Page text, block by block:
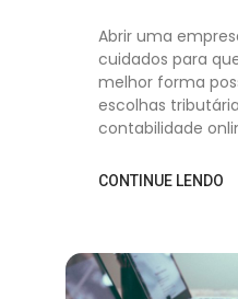
Abrir uma
cuidados para
melhor forma
escolhas
contabilidade
CONTINUE LENDO